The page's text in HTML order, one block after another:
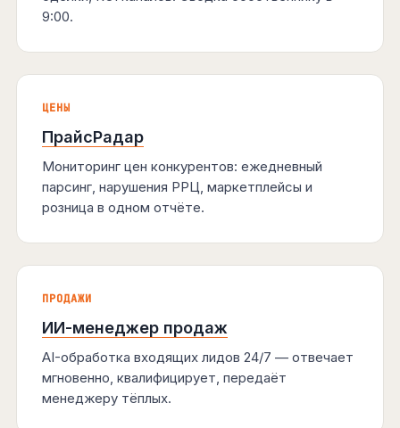
9:00.
ЦЕНЫ
ПрайсРадар
Мониторинг цен конкурентов: ежедневный
парсинг, нарушения РРЦ, маркетплейсы и
розница в одном отчёте.
ПРОДАЖИ
ИИ-менеджер продаж
AI-обработка входящих лидов 24/7 — отвечает
мгновенно, квалифицирует, передаёт
менеджеру тёплых.